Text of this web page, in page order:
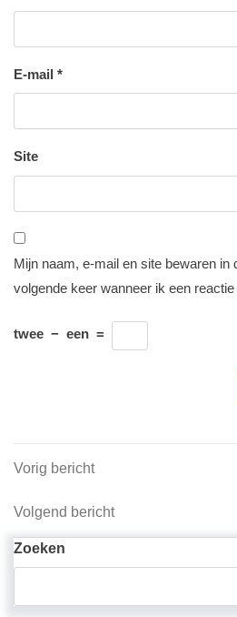
E-mail *
Site
Mijn naam, e-mail en site bewaren in
volgende keer wanneer ik een reactie
twee − een =
Berichtnavigatie
Vorig
Vorig bericht
Volgend
bericht
Volgend bericht
Zoeken